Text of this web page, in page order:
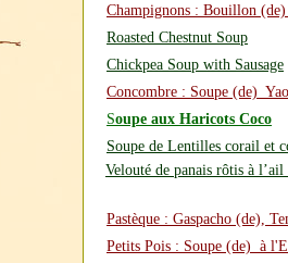
Champignons : Bouillon
Roasted Chestnut Soup
Chickpea Soup with Sausage
Concombre : Soupe (de)
Soupe aux Haricots Coco
Soupe de Lentilles corail et
Velouté de panais rôtis à
Pastèque : Gaspacho (de),
Petits Pois : Soupe (de) à